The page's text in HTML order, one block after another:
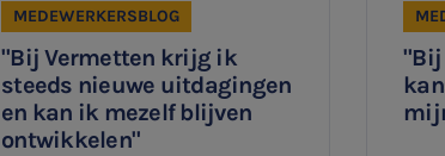
"Bij Vermetten krijg ik
steeds nieuwe uitdagingen
en kan ik mezelf blijven
ontwikkelen"
MEDEWERKERSBLOG
"Bij